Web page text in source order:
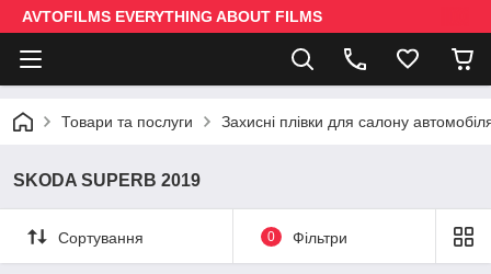
AVTOFILMS EVERYTHING ABOUT FILMS
Товари та послуги Захисні плівки для салону
SKODA SUPERB 2019
Сортування 0 Фільтри